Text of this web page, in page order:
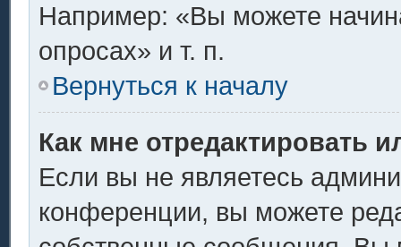
Например: «Вы можете
опросах» и т. п.
Вернуться к началу
Как мне отредактировать
Если вы не являетесь
конференции, вы можете